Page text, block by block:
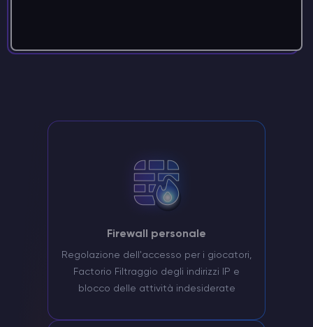
Firewall personale
Regolazione dell'accesso per i giocatori,
Factorio Filtraggio degli indirizzi IP e
blocco delle attività indesiderate